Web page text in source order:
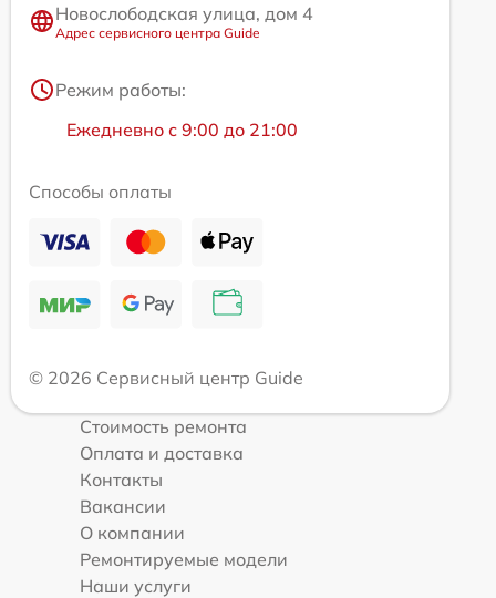
Новослободская улица, дом 4
Адрес сервисного центра Guide
Режим работы:
Ежедневно с 9:00 до 21:00
Способы оплаты
© 2026 Сервисный центр Guide
Стоимость ремонта
Оплата и доставка
Контакты
Вакансии
О компании
Ремонтируемые модели
Наши услуги